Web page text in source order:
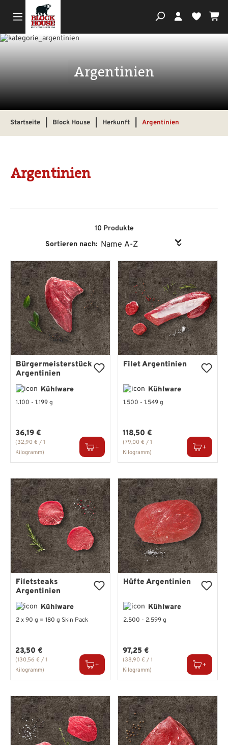
Du
Argentinien
Startseite Block House Herkunft Argentinien
Argentinien
10 Produkte
Sortieren nach:
Bürgermeisterstück
Argentinien
Kühlware
1.100 - 1.199 g
Regulärer Preis:
36,19 €
(32,90 € / 1
Kilogramm)
Filet Argentinien
Kühlware
1.500 - 1.549 g
Regulärer Preis:
118,50 €
(79,00 € / 1
Kilogramm)
Filetsteaks
Argentinien
Kühlware
2 x 90 g = 180 g Skin Pack
Regulärer Preis:
23,50 €
(130,56 € / 1
Kilogramm)
Hüfte Argentinien
Kühlware
2.500 - 2.599 g
Regulärer Preis:
97,25 €
(38,90 € / 1
Kilogramm)